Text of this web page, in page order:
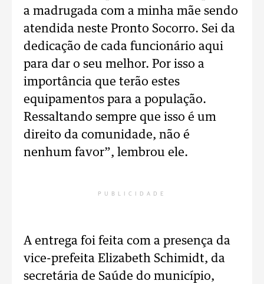
a madrugada com a minha mãe sendo
atendida neste Pronto Socorro. Sei da
dedicação de cada funcionário aqui
para dar o seu melhor. Por isso a
importância que terão estes
equipamentos para a população.
Ressaltando sempre que isso é um
direito da comunidade, não é
nenhum favor”, lembrou ele.
PUBLICIDADE
A entrega foi feita com a presença da
vice-prefeita Elizabeth Schimidt, da
secretária de Saúde do município,